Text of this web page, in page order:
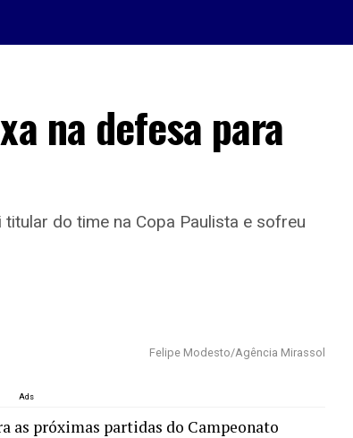
na defesa para
do time na Copa Paulista e sofreu
Felipe Modesto/Agência Mirassol
Ads
as próximas partidas do Campeonato